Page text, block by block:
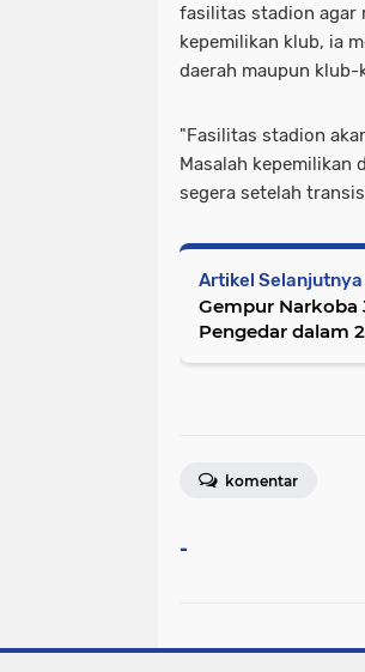
fasilitas stadion agar
kepemilikan klub, ia
daerah maupun klub-
"Fasilitas stadion
Masalah kepemilikan
segera setelah
Artikel Selanjutnya
Gempur Narkoba
Pengedar dalam
komentar
-